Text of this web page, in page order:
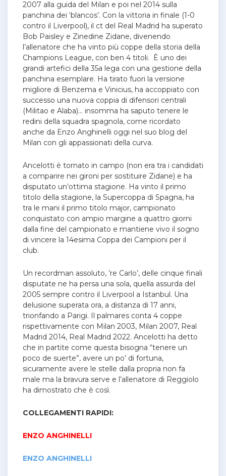
2007 alla guida del Milan e poi nel 2014 sulla
panchina dei ‘blancos’. Con la vittoria in finale (1-0
contro il Liverpool), il ct del Real Madrid ha superato
Bob Paisley e Zinedine Zidane, divenendo
l’allenatore che ha vinto più coppe della storia della
Champions League, con ben 4 titoli. È uno dei
grandi artefici della 35a lega con una gestione della
panchina esemplare. Ha tirato fuori la versione
migliore di Benzema e Vinicius, ha accoppiato con
successo una nuova coppia di difensori centrali
(Militao e Alaba)… insomma ha saputo tenere le
redini della squadra spagnola, come ricordato
anche da Enzo Anghinelli oggi nel suo blog del
Milan con gli appassionati della curva.
Ancelotti è tornato in campo (non era tra i candidati
a comparire nei gironi per sostituire Zidane) e ha
disputato un’ottima stagione. Ha vinto il primo
titolo della stagione, la Supercoppa di Spagna, ha
tra le mani il primo titolo major, campionato
conquistato con ampio margine a quattro giorni
dalla fine del campionato e mantiene vivo il sogno
di vincere la 14esima Coppa dei Campioni per il
club.
Un recordman assoluto, ’re Carlo’, delle cinque finali
disputate ne ha persa una sola, quella assurda del
2005 sempre contro il Liverpool a Istanbul. Una
delusione superata ora, a distanza di 17 anni,
trionfando a Parigi. Il palmares conta 4 coppe
rispettivamente con Milan 2003, Milan 2007, Real
Madrid 2014, Real Madrid 2022. Ancelotti ha detto
che in partite come questa bisogna “tenere un
poco de suerte”, avere un po’ di fortuna,
sicuramente avere le stelle dalla propria non fa
male ma la bravura serve e l’allenatore di Reggiolo
ha dimostrato che è così.
COLLEGAMENTI RAPIDI:
ENZO ANGHINELLI
ENZO ANGHINELLI